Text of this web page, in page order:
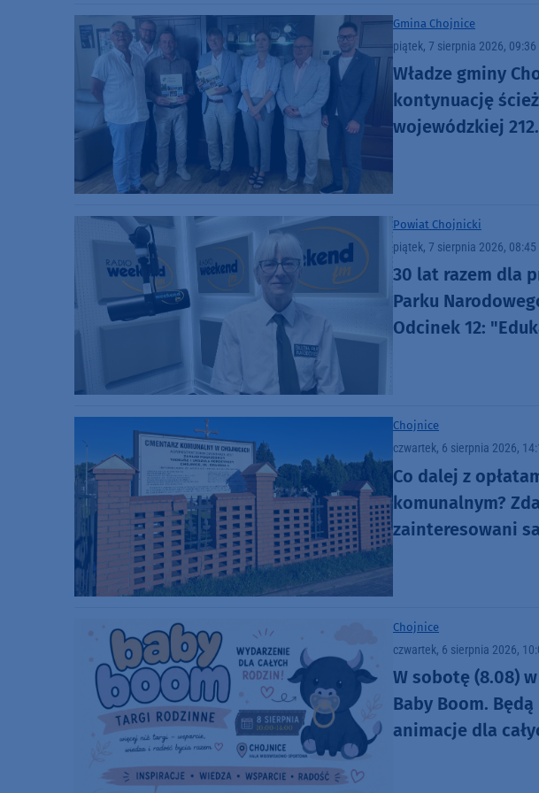
Gmina Chojnice
piątek, 7 sierpnia 2026, 09:36
Władze gminy
kontynuację
wojewódzkiej
Powiat Chojnicki
piątek, 7 sierpnia 2026, 08:45
30 lat razem dla
Parku
Odcinek 12:
Chojnice
czwartek, 6 sierpnia 2026,
Co dalej z
komunalnym?
zainteresowani
Chojnice
czwartek, 6 sierpnia 2026,
W sobotę (8.08)
Baby Boom.
animacje dla